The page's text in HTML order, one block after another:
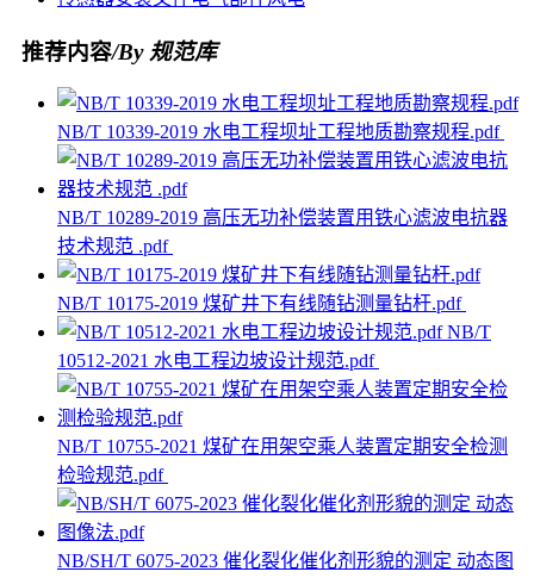
推荐内容/By 规范库
NB/T 10339-2019 水电工程坝址工程地质勘察规程.pdf
NB/T 10289-2019 高压无功补偿装置用铁心滤波电抗器
技术规范 .pdf
NB/T 10175-2019 煤矿井下有线随钻测量钻杆.pdf
NB/T
10512-2021 水电工程边坡设计规范.pdf
NB/T 10755-2021 煤矿在用架空乘人装置定期安全检测
检验规范.pdf
NB/SH/T 6075-2023 催化裂化催化剂形貌的测定 动态图